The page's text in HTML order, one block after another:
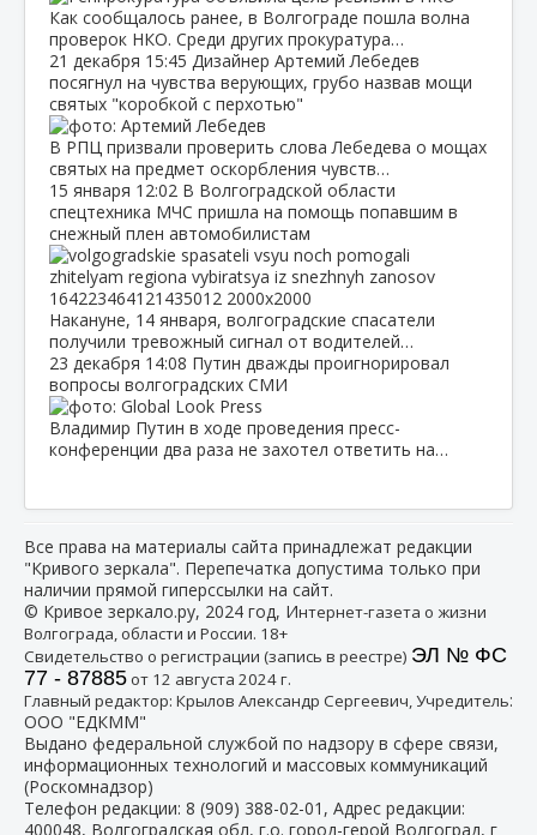
Как сообщалось ранее, в Волгограде пошла волна
проверок НКО. Среди других прокуратура…
21 декабря 15:45 Дизайнер Артемий Лебедев
посягнул на чувства верующих, грубо назвав мощи
святых "коробкой с перхотью"
В РПЦ призвали проверить слова Лебедева о мощах
святых на предмет оскорбления чувств…
15 января 12:02 В Волгоградской области
спецтехника МЧС пришла на помощь попавшим в
снежный плен автомобилистам
Накануне, 14 января, волгоградские спасатели
получили тревожный сигнал от водителей…
23 декабря 14:08 Путин дважды проигнорировал
вопросы волгоградских СМИ
Владимир Путин в ходе проведения пресс-
конференции два раза не захотел ответить на…
Все права на материалы сайта принадлежат редакции
"Кривого зеркала". Перепечатка допустима только при
наличии прямой гиперссылки на сайт.
© Кривое зеркало.ру, 2024 год, Интернет-газета о жизни
Волгограда, области и России. 18+
Свидетельство о регистрации (запись в реестре) ЭЛ № ФС
77 - 87885от 12 августа 2024 г.
Главный редактор: Крылов Александр Сергеевич, Учредитель:
ООО "ЕДКММ"
Выдано федеральной службой по надзору в сфере связи,
информационных технологий и массовых коммуникаций
(Роскомнадзор)
Телефон редакции: 8 (909) 388-02-01 , Адрес редакции:
400048, Волгоградская обл, г.о. город-герой Волгоград, г